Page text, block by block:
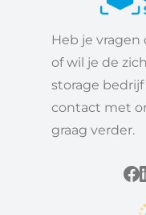
Heb je
of wil je de
storage
contact met
graag verder.